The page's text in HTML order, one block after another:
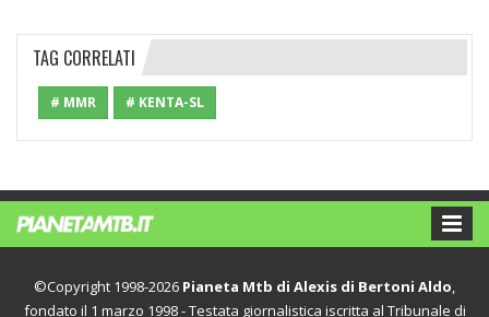
TAG CORRELATI
# MMR # KENTA-SL
©Copyright 1998-2026 Pianeta Mtb di Alexis di Bertoni Aldo
fondato il 1 marzo 1998 - Testata giornalistica iscritta al Tribunale di